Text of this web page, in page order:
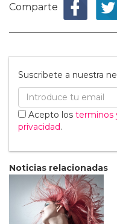
Comparte
Suscribete a nuestra
Acepto los terminos
privacidad.
Noticias relacionadas